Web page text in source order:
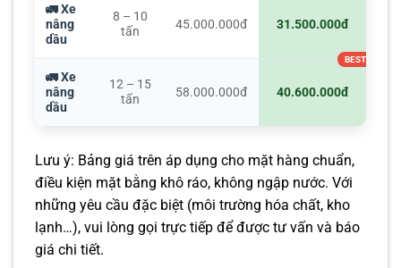
🚛 Xe
nâng
dầu
8 – 10
tấn
45.000.000đ 31.500.000đ
🚛 Xe
nâng
dầu
12 – 15
tấn
58.000.000đ 40.600.000đ
Lưu ý: Bảng giá trên áp dụng cho mặt hàng chuẩn,
điều kiện mặt bằng khô ráo, không ngập nước. Với
những yêu cầu đặc biệt (môi trường hóa chất, kho
lạnh…), vui lòng gọi trực tiếp để được tư vấn và báo
giá chi tiết.